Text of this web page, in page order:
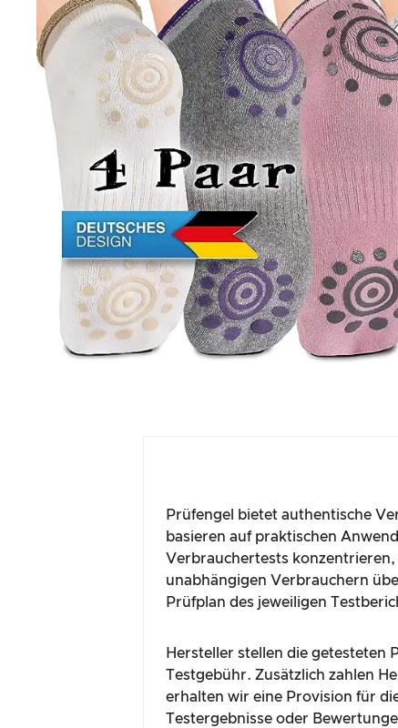
Prüfengel bietet authentische
basieren auf praktischen
Verbrauchertests
unabhängigen Verbrauchern
Prüfplan des jeweiligen
Hersteller stellen die getesteten
Testgebühr. Zusätzlich zahlen
erhalten wir eine Provision für
Testergebnisse oder